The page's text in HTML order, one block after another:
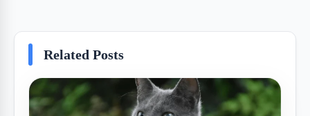
Related Posts